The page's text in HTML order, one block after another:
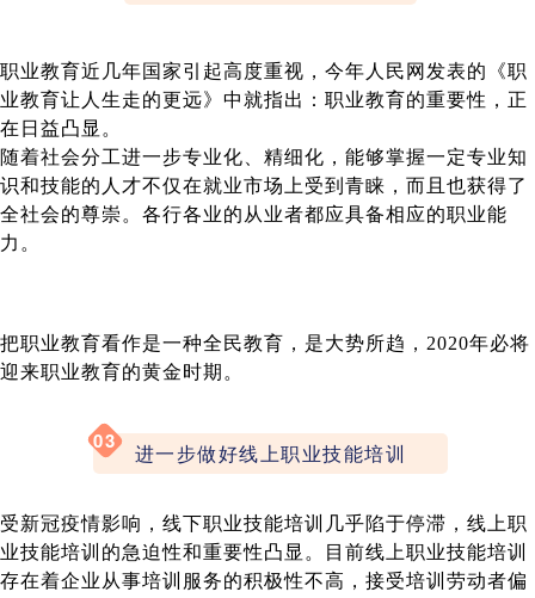
职业教育近几年国家引起高度重视，今年人民网发表的《职
业教育让人生走的更远》中就指出：职业教育的重要性，正
在日益凸显。
随着社会分工进一步专业化、精细化，能够掌握一定专业知
识和技能的人才不仅在就业市场上受到青睐，而且也获得了
全社会的尊崇。各行各业的从业者都应具备相应的职业能
力。
把职业教育看作是一种全民教育，是大势所趋，2020年必将
迎来职业教育的黄金时期。
03 进一步做好线上职业技能培训
受新冠疫情影响，线下职业技能培训几乎陷于停滞，线上职
业技能培训的急迫性和重要性凸显。目前线上职业技能培训
存在着企业从事培训服务的积极性不高，接受培训劳动者偏